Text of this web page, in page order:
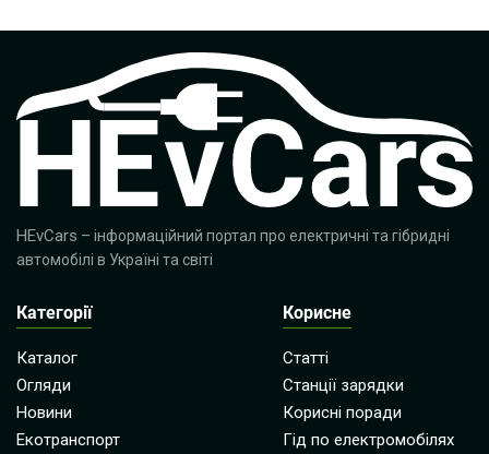
HEvCars – інформаційний портал про електричні та гібридні
автомобілі в Україні та світі
Категорії
Каталог
Огляди
Новини
Екотранспорт
Корисне
Статті
Станції зарядки
Корисні поради
Гід по електромобілях